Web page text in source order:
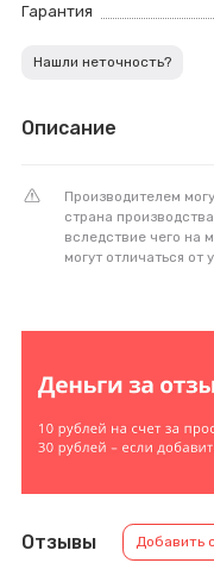
Гарантия
Нашли неточность?
Описание
Производителем
страна
вследствие чего на
могут отличаться от
Отзывы Добавить